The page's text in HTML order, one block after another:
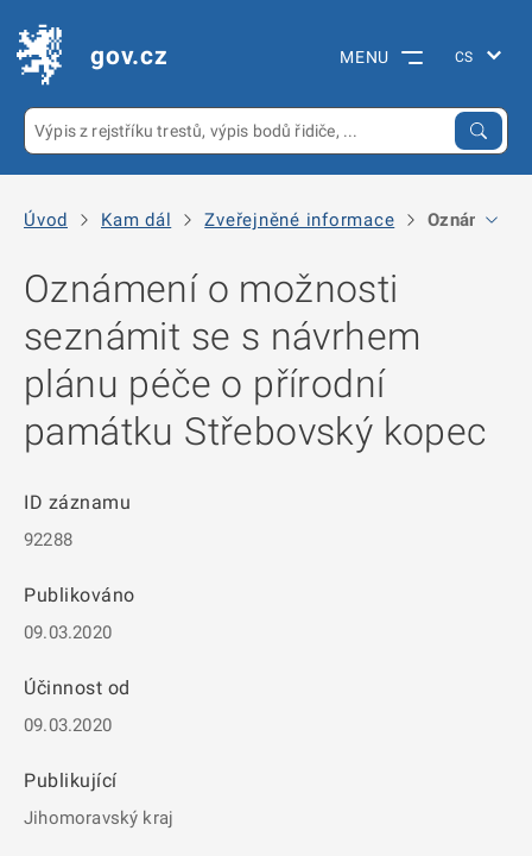
gov.cz MENU
Úvod Kam dál Zveřejněné informace Oznámení o
Oznámení o možnosti
seznámit se s návrhem
plánu péče o přírodní
památku Střebovský kopec
ID záznamu
92288
Publikováno
09.03.2020
Účinnost od
09.03.2020
Publikující
Jihomoravský kraj